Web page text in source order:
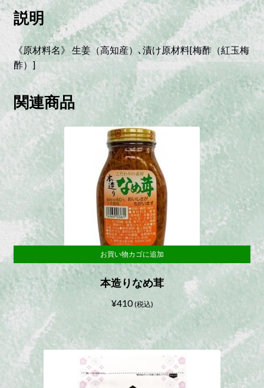
説明
《原材料名》 生姜（高知産）､漬け原材料[梅酢（紅玉梅
酢）]
関連商品
本造りなめ茸
¥410 (税込)
お買い物カゴに追加